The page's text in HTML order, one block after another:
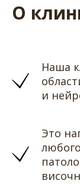
О
Наша
и
Это